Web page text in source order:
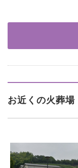
お近くの火葬場